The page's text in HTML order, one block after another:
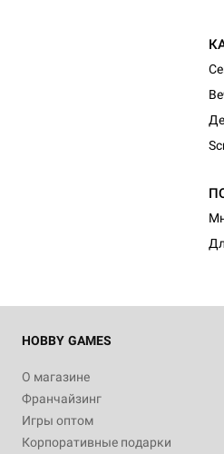
HOBBY GAMES
О магазине
Франчайзинг
Игры оптом
Корпоративные подарки